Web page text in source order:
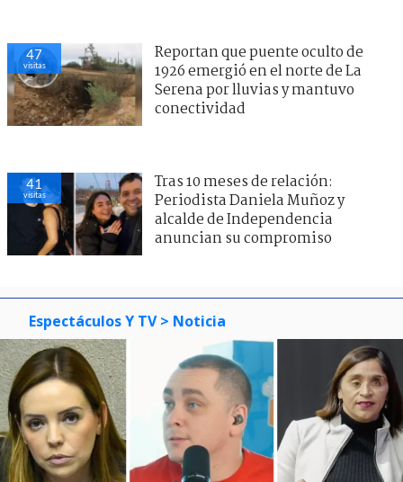
47
visitas
Reportan que puente oculto de
1926 emergió en el norte de La
Serena por lluvias y mantuvo
conectividad
41
visitas
Tras 10 meses de relación:
Periodista Daniela Muñoz y
alcalde de Independencia
anuncian su compromiso
Espectáculos Y TV > Noticia